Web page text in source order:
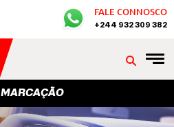
FALE CONNOSCO
+244 932 309 382
MARCAÇÃO